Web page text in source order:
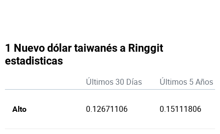
1 Nuevo dólar taiwanés a Ringgit
estadisticas
Últimos 30 Días Últimos 5 Años
Alto 0.12671106 0.15111806